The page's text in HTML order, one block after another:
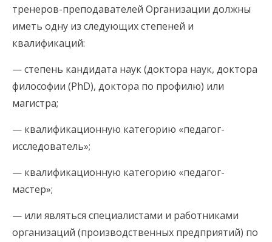
тренеров-преподавателей Организации должны
иметь одну из следующих степеней и
квалификаций:
— степень кандидата наук (доктора наук, доктора
философии (PhD), доктора по профилю) или
магистра;
— квалификационную категорию «педагог-
исследователь»;
— квалификационную категорию «педагог-
мастер»;
— или являться специалистами и работниками
организаций (производственных предприятий) по